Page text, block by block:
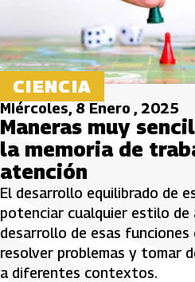
CIENCIA
Miércoles, 8 Enero , 2025
Maneras muy
la memoria de
atención
El desarrollo equilibrado de
potenciar cualquier estilo de
desarrollo de esas
resolver problemas y tomar
a diferentes contextos.